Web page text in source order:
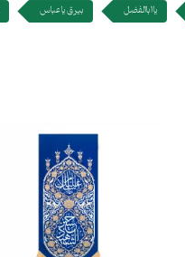
یا اباالفضل بیرق یا عباس